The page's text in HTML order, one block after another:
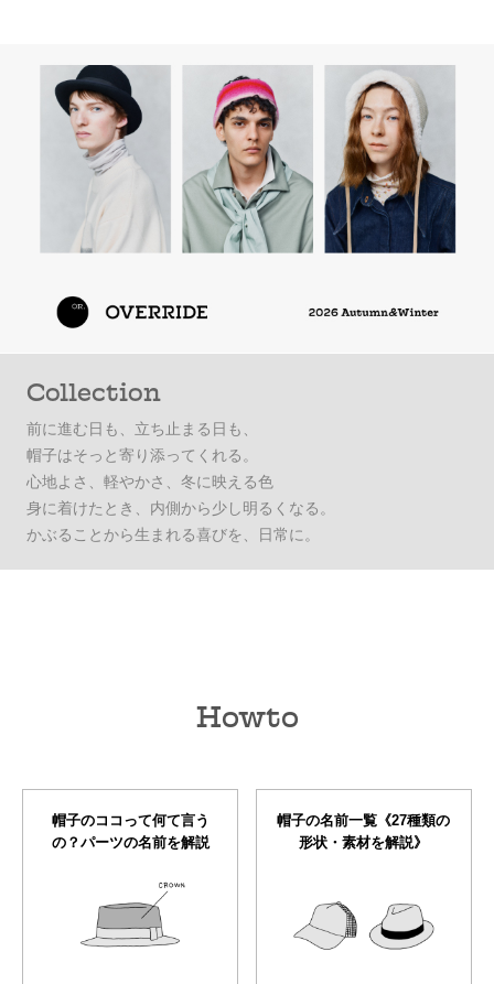
Collection
前に進む日も、立ち止まる日も、
帽子はそっと寄り添ってくれる。
心地よさ、軽やかさ、冬に映える色
身に着けたとき、内側から少し明るくなる。
かぶることから生まれる喜びを、日常に。
Howto
帽子のココって何て言う
の？パーツの名前を解説
帽子の名前一覧《27種類の
形状・素材を解説》